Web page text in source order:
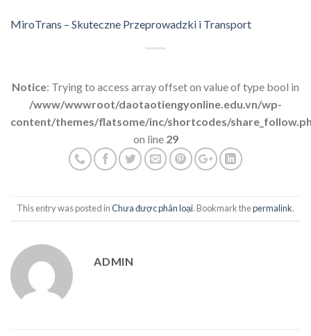
MiroTrans – Skuteczne Przeprowadzki i Transport
Notice: Trying to access array offset on value of type bool in
/www/wwwroot/daotaotiengyonline.edu.vn/wp-
content/themes/flatsome/inc/shortcodes/
on line 29
This entry was posted inChưa được phân loại. Bookmark thepermalink.
ADMIN